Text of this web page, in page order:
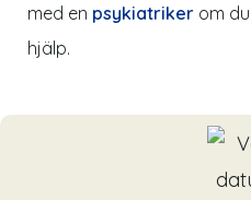
med en psykiatriker om
hjälp.